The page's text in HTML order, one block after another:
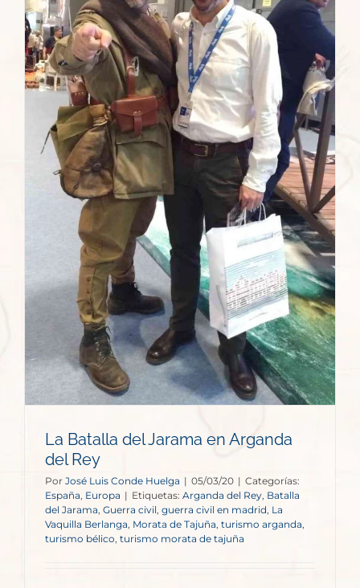
La Batalla del Jarama en Arganda
del Rey
Por José Luis Conde Huelga | 05/03/20 | Categorías:
España Europa | Etiquetas: Arganda del Rey, Batalla
del Jarama Guerra civil guerra civil en madrid La
Vaquilla Berlanga Morata de Tajuña, turismo arganda,
turismo bélico, turismo morata de tajuña